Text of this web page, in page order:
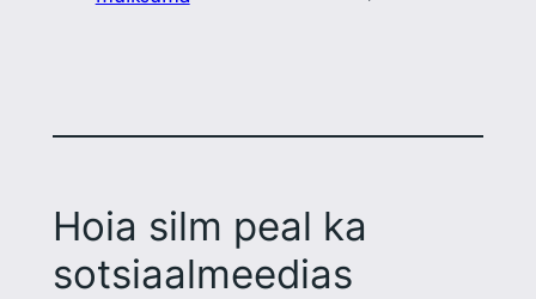
Hoia silm peal ka
sotsiaalmeedias